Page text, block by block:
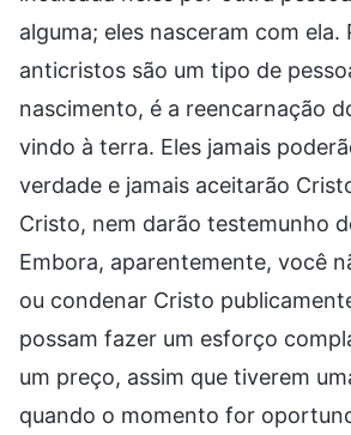
alguma; eles nasceram com
anticristos são um tipo de
nascimento, é a reencarnação
vindo à terra. Eles jamais
verdade e jamais aceitarão
Cristo, nem darão testemunho
Embora, aparentemente, você
ou condenar Cristo
possam fazer um esforço
um preço, assim que tiverem
quando o momento for